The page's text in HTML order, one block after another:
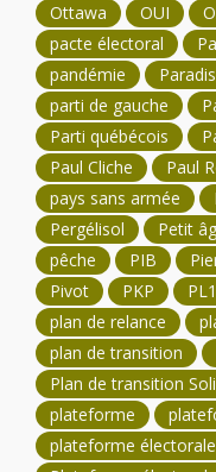
Ottawa
OUI
pacte électoral
pandémie
parti de gauche
Parti québécois
Paul Cliche
Paul
pays sans armée
Pergélisol
Petit
pêche
PIB
Pivot
PKP
plan de relance
plan de transition
Plan de transition
plateforme
plateforme électorale